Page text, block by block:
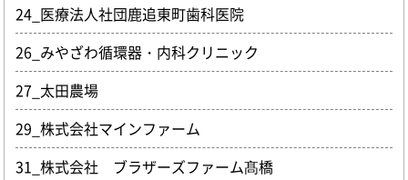
24_医療法人社団鹿追東町歯科医院
26_みやざわ循環器・内科クリニック
27_太田農場
29_株式会社マインファーム
31_株式会社 ブラザーズファーム髙橋